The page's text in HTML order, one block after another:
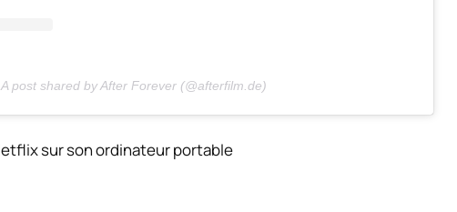
A post shared by After Forever (@afterfilm.de)